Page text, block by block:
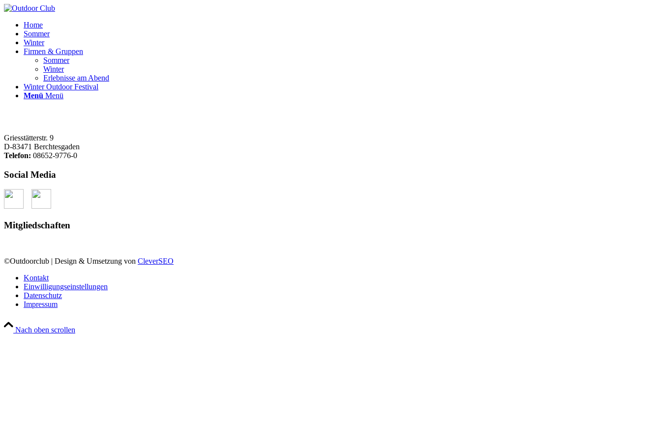
Home
Sommer
Winter
Firmen & Gruppen
Sommer
Winter
Erlebnisse am Abend
Winter Outdoor Festival
Menü Menü
Griesstätterstr. 9
D-83471 Berchtesgaden
Telefon: 08652-9776-0
Social Media
Mitgliedschaften
©Outdoorclub | Design & Umsetzung von CleverSEO
Kontakt
Einwilligungseinstellungen
Datenschutz
Impressum
Nach oben scrollen